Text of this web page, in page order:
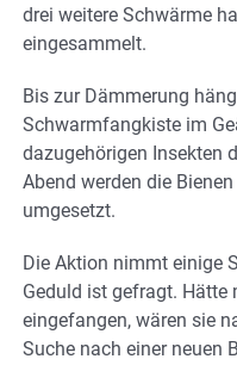
drei weitere Schwärme
eingesammelt.
Bis zur Dämmerung
Schwarmfangkiste im
dazugehörigen Insekten
Abend werden die
umgesetzt.
Die Aktion nimmt einige
Geduld ist gefragt. Hätte
eingefangen, wären sie
Suche nach einer neuen